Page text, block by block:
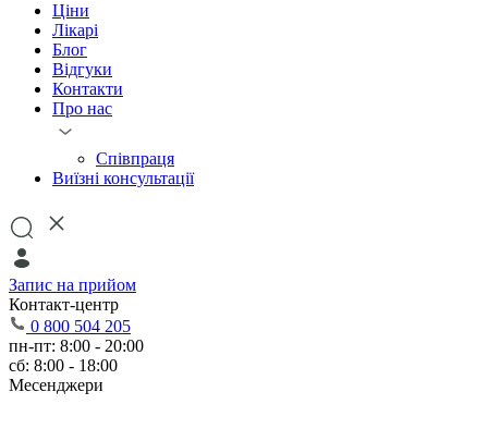
Ціни
Лікарі
Блог
Відгуки
Контакти
Про нас
Співпраця
Виїзні консультації
Запис на прийом
Контакт-центр
0 800 504 205
пн-пт: 8:00 - 20:00
сб: 8:00 - 18:00
Месенджери